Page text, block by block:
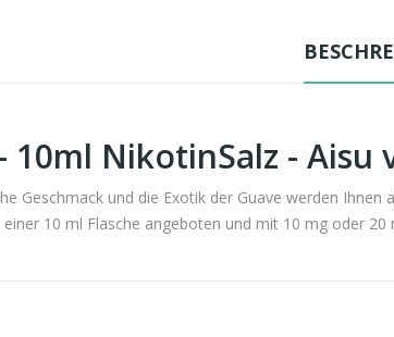
10ml NikotinSalz - Aisu
Geschmack und die Exotik der Guave werden
10 ml Flasche angeboten und mit 10 mg oder 20